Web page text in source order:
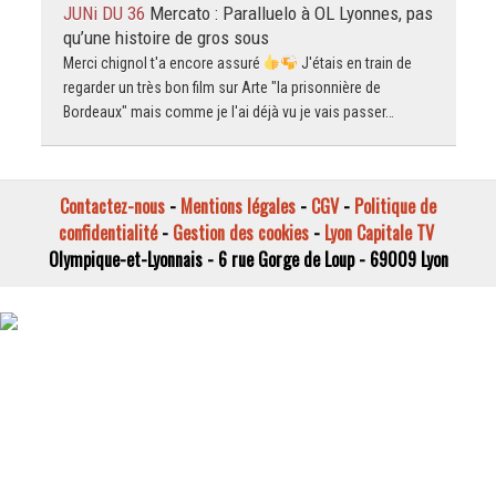
JUNi DU 36 Mercato : Paralluelo à OL Lyonnes, pas
qu’une histoire de gros sous
Merci chignol t'a encore assuré
J'étais en train de
regarder un très bon film sur Arte "la prisonnière de
Bordeaux" mais comme je l'ai déjà vu je vais passer…
Contactez-nous - Mentions légales - CGV- Politique de
confidentialité- Gestion des cookies- Lyon Capitale TV
Olympique-et-Lyonnais - 6 rue Gorge de Loup - 69009 Lyon